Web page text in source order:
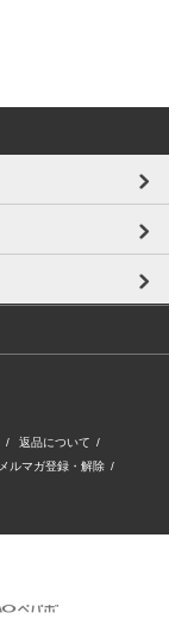
/ 返品について /
メルマガ登録・解除 /